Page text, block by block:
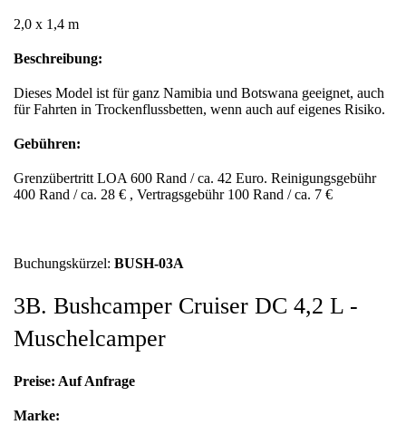
2,0 x 1,4 m
Beschreibung:
Dieses Model ist für ganz Namibia und Botswana geeignet, auch
für Fahrten in Trockenflussbetten, wenn auch auf eigenes Risiko.
Gebühren:
Grenzübertritt LOA 600 Rand / ca. 42 Euro. Reinigungsgebühr
400 Rand / ca. 28 € , Vertragsgebühr 100 Rand / ca. 7 €
Buchungskürzel: BUSH-03A
3B. Bushcamper Cruiser DC 4,2 L -
Muschelcamper
Preise: Auf Anfrage
Marke: